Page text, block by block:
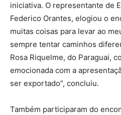
iniciativa. O representante de
Federico Orantes, elogiou o
muitas coisas para levar ao
sempre tentar caminhos
Rosa Riquelme, do Paraguai,
emocionada com a
ser exportado”, concluiu.
Também participaram do